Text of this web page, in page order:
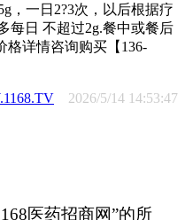
，一日2?3次，以后根据疗
每日 不超过2g.餐中或餐后
格详情咨询购买【136-
2026/5/14 14:53:47
医药招商网”的所